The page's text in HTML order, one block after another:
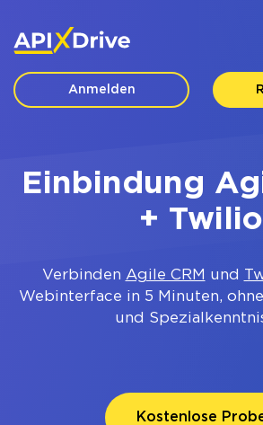
Anmelden
Einbindung
+ Twilio
Verbinden Agile CRM und
Webinterface in 5 Minuten,
und
Kostenlose